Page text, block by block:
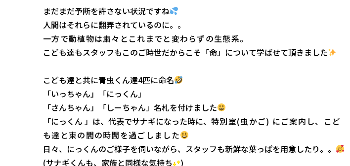
まだまだ予断を許さない状況ですね
人間はそれらに翻弄されているのに。。
一方で動植物は粛々とこれまでと変わらずの生態系。
こども達もスタッフもこのご時世だからこそ「命」について学ばせて頂きました
こども達と共に青虫くん達4匹に命名
「いっちゃん」「にっくん」
「さんちゃん」「しーちゃん」名札を付けました
「にっくん 」は、代表でサナギになった時に、 特別室(虫かご) にご案内し、こど
も達と束の間の時間を過ごしました
日々、にっくんのご様子を伺いながら、スタッフも新鮮な葉っぱを用意したり。。
(サナギくんも、家族と同様な気持ち
)